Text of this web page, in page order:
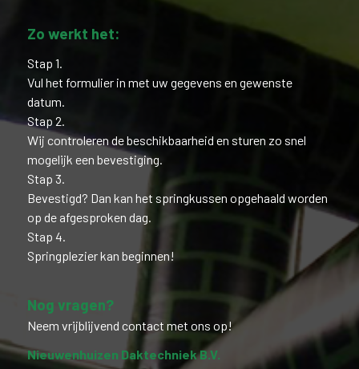
Zo werkt het:
Stap 1.
Vul het formulier in met uw gegevens en gewenste
datum.
Stap 2.
Wij controleren de beschikbaarheid en sturen zo snel
mogelijk een bevestiging.
Stap 3.
Bevestigd? Dan kan het springkussen opgehaald worden
op de afgesproken dag.
Stap 4.
Springplezier kan beginnen!
Nog vragen?
Neem vrijblijvend contact met ons op!
Nieuwenhuizen Daktechniek B.V.